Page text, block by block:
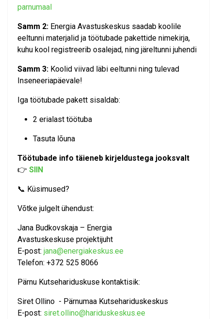
parnumaal
Samm 2: Energia Avastuskeskus saadab koolile
eeltunni materjalid ja töötubade pakettide nimekirja,
kuhu kool registreerib osalejad, ning järeltunni juhendi
Samm 3: Koolid viivad läbi eeltunni ning tulevad
Inseneeriapäevale!
Iga töötubade pakett sisaldab:
2 erialast töötuba
Tasuta lõuna
Töötubade info täieneb kirjeldustega jooksvalt
👉 SIIN
📞 Küsimused?
Võtke julgelt ühendust:
Jana Budkovskaja – Energia
Avastuskeskuse projektijuht
E-post: jana@energiakeskus.ee
Telefon: +372 525 8066
Pärnu Kutsehariduskuse kontaktisik:
Siret Ollino - Pärnumaa Kutsehariduskeskus
E-post: siret.ollino@hariduskeskus.ee